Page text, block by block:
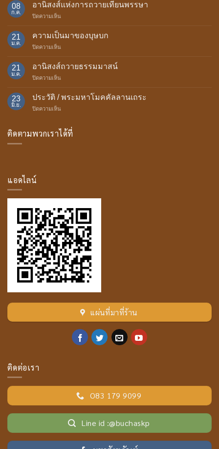
08
ก.ค.
อานิสงส์แห่งการถวายเทียนพรรษา
ปิดความเห็น
ถวาย
พรรษา
21
ม.ค.
ความเป็นมาของบุษบก
ปิดความเห็น
ของ
21
ม.ค.
อานิสงส์ถวายธรรมมาสน์
ปิดความเห็น
ถวาย
มา
23
มิ.ย.
ประวัติ / พระมหาโมคคัลลานเถระ
ปิดความเห็น
พระ
ติดตามพวกเราได้ที่
แอดไลน์
แผ่นที่มาที่ร้าน
ติดต่อเรา
O83 179 9099
Line id :@buchaskp